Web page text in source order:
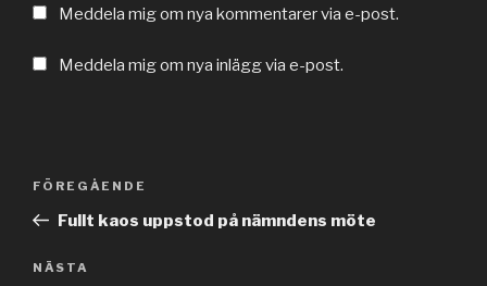
Meddela mig om nya kommentarer via e-post.
Meddela mig om nya inlägg via e-post.
Inläggsnavigering
Föregående
inlägg
FÖREGÅENDE
Fullt kaos uppstod på nämndens möte
Nästa
NÄSTA